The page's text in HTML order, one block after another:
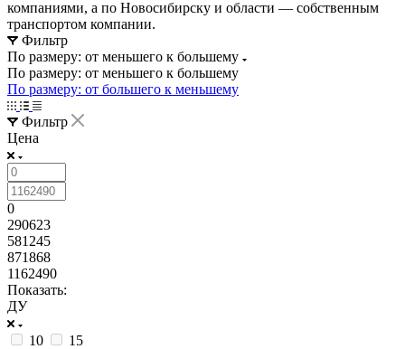
компаниями, а по Новосибирску и области — собственным
транспортом компании.
Фильтр
По размеру: от меньшего к большему
По размеру: от меньшего к большему
По размеру: от большего к меньшему
Фильтр
Цена
0
290623
581245
871868
1162490
Показать:
ДУ
10
15